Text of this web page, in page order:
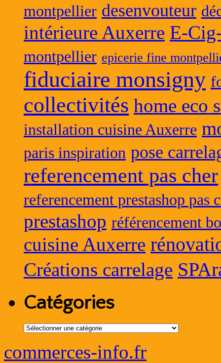
montpellier desenvouteur
intérieure Auxerre E-
montpellier epicerie fine
fiduciaire monsigny
collectivités home eco
installation cuisine Auxerre
paris inspiration pose
referencement pas cher
referencement prestashop pas
prestashop référencement
cuisine Auxerre
Créations carrelage
Catégories
Catégories
commerces-info.fr